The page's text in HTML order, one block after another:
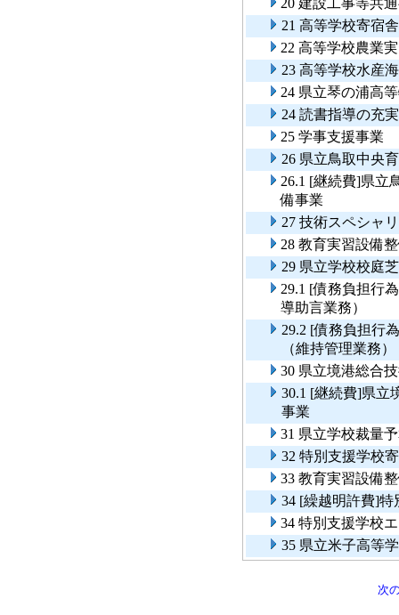
20 建設工事等共
21 高等学校寄宿
22 高等学校農業
23 高等学校水産
24 県立琴の浦高
24 読書指導の充
25 学事支援事業
26 県立鳥取中央
26.1 [継続費]県立
備事業
27 技術スペシャ
28 教育実習設備
29 県立学校校庭
29.1 [債務負担行
導助言業務）
29.2 [債務負担行
（維持管理業務）
30 県立境港総合
30.1 [継続費]県立
事業
31 県立学校裁量
32 特別支援学校
33 教育実習設備
34 [繰越明許費]
34 特別支援学校
35 県立米子高等
次